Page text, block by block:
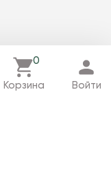
0
Корзина Войти